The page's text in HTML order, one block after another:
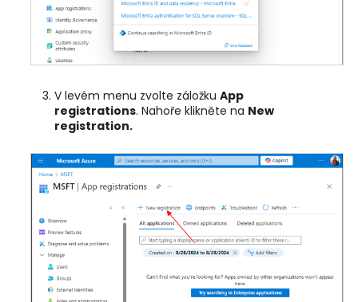
V levém menu zvolte záložku App
registrations. Nahoře klikněte na New
registration.